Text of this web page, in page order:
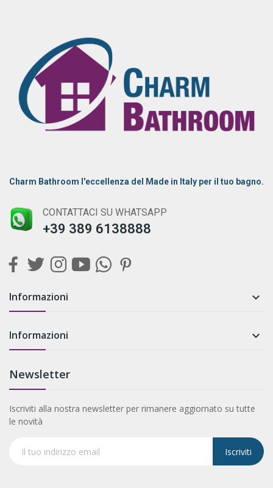
Charm Bathroom l'eccellenza del Made in Italy per il tuo bagno.
CONTATTACI SU WHATSAPP
+39 389 6138888
Informazioni 
Informazioni 
Newsletter
Iscriviti alla nostra newsletter per rimanere aggiornato su tutte
le novità
Iscriviti